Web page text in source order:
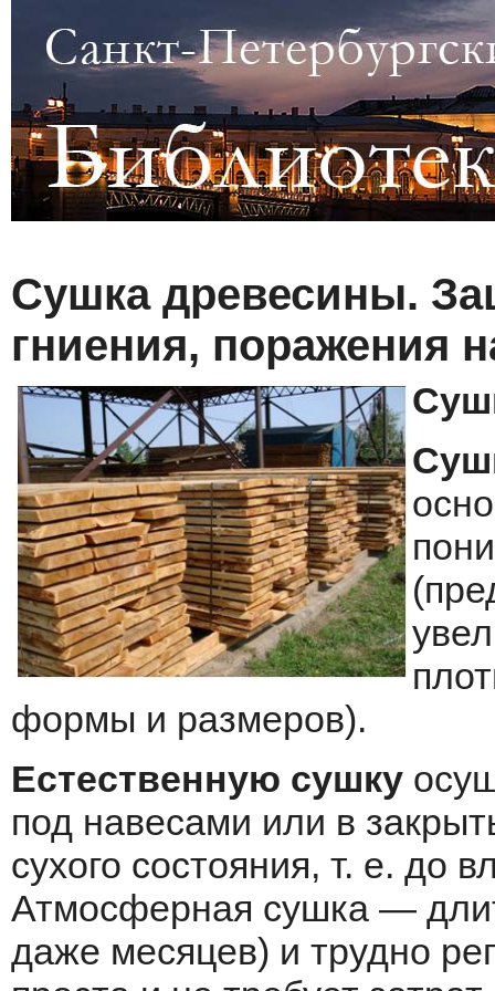
Сушка древесины.
гниения, поражения
формы и размеров).
Естественную сушку
под навесами или в
сухого состояния, т. е. до
Атмосферная сушка —
даже месяцев) и трудно